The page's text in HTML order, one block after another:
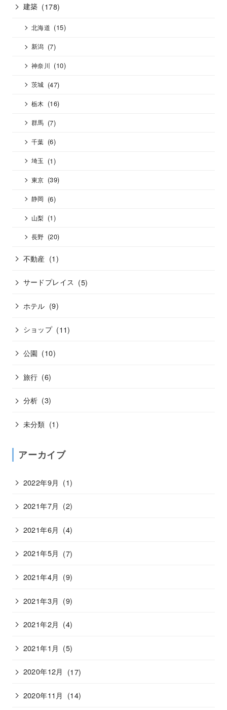
建築 (178)
北海道 (15)
新潟 (7)
神奈川 (10)
茨城 (47)
栃木 (16)
群馬 (7)
千葉 (6)
埼玉 (1)
東京 (39)
静岡 (6)
山梨 (1)
長野 (20)
不動産 (1)
サードプレイス (5)
ホテル (9)
ショップ (11)
公園 (10)
旅行 (6)
分析 (3)
未分類 (1)
アーカイブ
2022年9月 (1)
2021年7月 (2)
2021年6月 (4)
2021年5月 (7)
2021年4月 (9)
2021年3月 (9)
2021年2月 (4)
2021年1月 (5)
2020年12月 (17)
2020年11月 (14)